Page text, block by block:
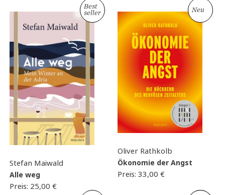
Best
seller
Stefan Maiwald
Alle weg
Preis: 25,00 €
Neu
Oliver Rathkolb
Ökonomie der Angst
Preis: 33,00 €